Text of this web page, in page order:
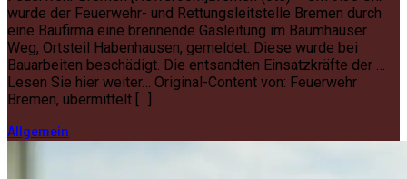
wurde der Feuerwehr- und Rettungsleitstelle Bremen durch
eine Baufirma eine brennende Gasleitung im Baumhauser
Weg, Ortsteil Habenhausen, gemeldet. Diese wurde bei
Bauarbeiten beschädigt. Die entsandten Einsatzkräfte der …
Lesen Sie hier weiter… Original-Content von: Feuerwehr
Bremen, übermittelt […]
Allgemein